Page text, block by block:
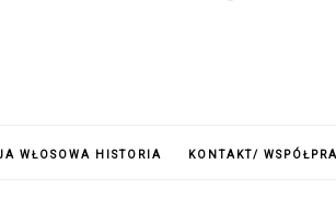
WŁOSOWA HISTORIA KONTAKT/